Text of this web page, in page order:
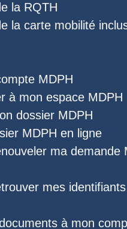
la RQTH
la carte mobilité
MDPH
à mon espace MDPH
dossier MDPH
MDPH en ligne
ma demande
mes
à mon